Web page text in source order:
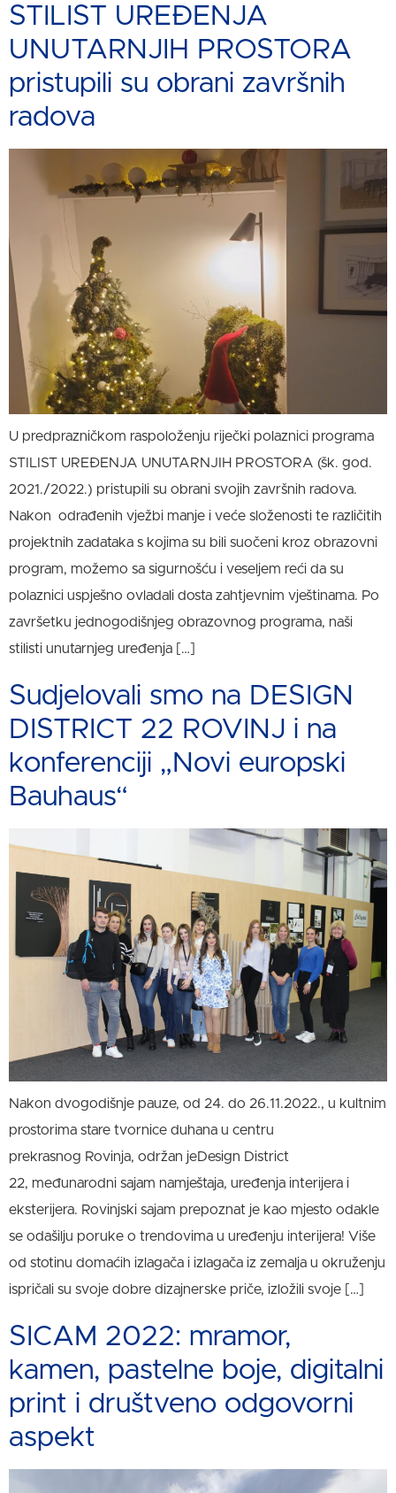
STILIST UREĐENJA
UNUTARNJIH PROSTORA
pristupili su obrani završnih
radova
U predprazničkom raspoloženju riječki polaznici programa
STILIST UREĐENJA UNUTARNJIH PROSTORA (šk. god.
2021./2022.) pristupili su obrani svojih završnih radova.
Nakon odrađenih vježbi manje i veće složenosti te različitih
projektnih zadataka s kojima su bili suočeni kroz obrazovni
program, možemo sa sigurnošću i veseljem reći da su
polaznici uspješno ovladali dosta zahtjevnim vještinama. Po
završetku jednogodišnjeg obrazovnog programa, naši
stilisti unutarnjeg uređenja […]
Sudjelovali smo na DESIGN
DISTRICT 22 ROVINJ i na
konferenciji „Novi europski
Bauhaus“
Nakon dvogodišnje pauze, od 24. do 26.11.2022., u kultnim
prostorima stare tvornice duhana u centru
prekrasnog Rovinja, održan jeDesign District
22, međunarodni sajam namještaja, uređenja interijera i
eksterijera. Rovinjski sajam prepoznat je kao mjesto odakle
se odašilju poruke o trendovima u uređenju interijera! Više
od stotinu domaćih izlagača i izlagača iz zemalja u okruženju
ispričali su svoje dobre dizajnerske priče, izložili svoje […]
SICAM 2022: mramor,
kamen, pastelne boje, digitalni
print i društveno odgovorni
aspekt